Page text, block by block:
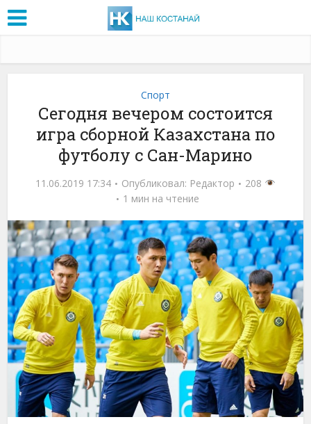
Спорт
Сегодня вечером состоится
игра сборной Казахстана по
футболу с Сан-Марино
11.06.2019 17:34 Опубликовал: Редактор
208
1 мин на чтение